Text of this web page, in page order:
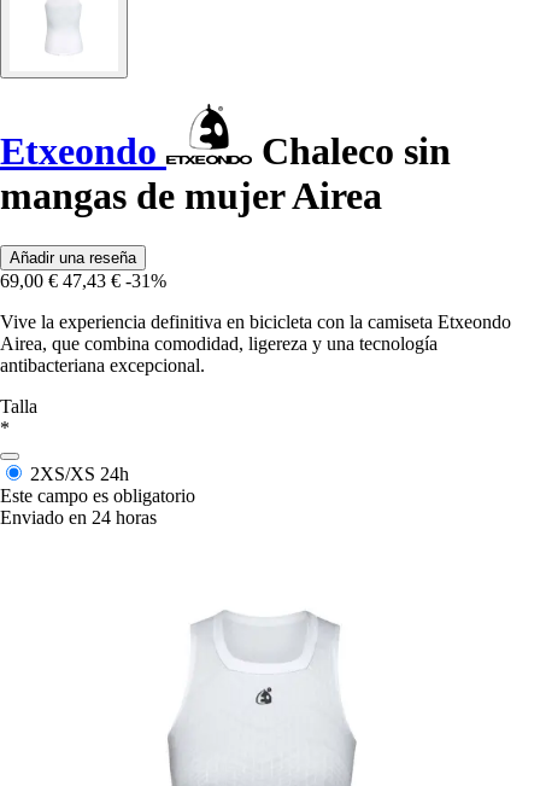
Etxeondo
Chaleco sin
mangas de mujer Airea
Añadir una reseña
69,00 € 47,43 € -31%
Vive la experiencia definitiva en bicicleta con la camiseta Etxeondo
Airea, que combina comodidad, ligereza y una tecnología
antibacteriana excepcional.
Talla
*
2XS/XS 24h
Este campo es obligatorio
Enviado en 24 horas